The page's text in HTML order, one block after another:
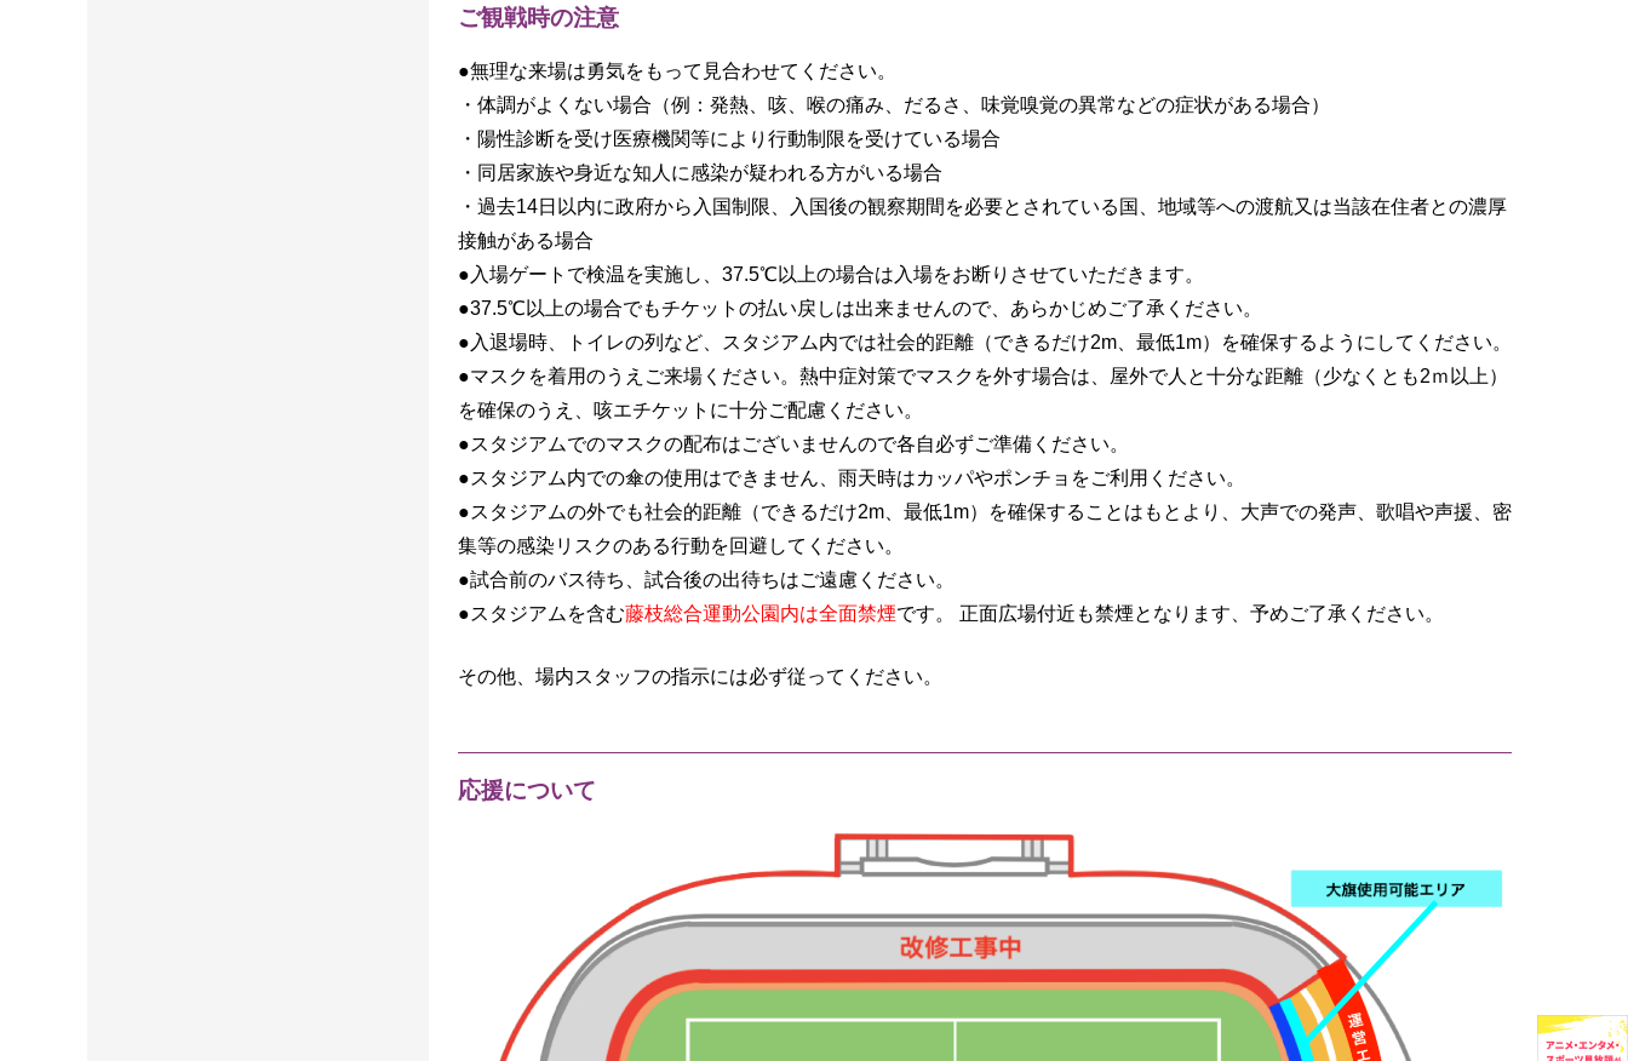
ご観戦時の注意
●無理な来場は勇気をもって見合わせてください。
・体調がよくない場合（例：発熱、咳、喉の痛み、だるさ、味覚嗅覚の異常などの症状がある場合）
・陽性診断を受け医療機関等により行動制限を受けている場合
・同居家族や身近な知人に感染が疑われる方がいる場合
・過去14日以内に政府から入国制限、入国後の観察期間を必要とされている国、地域等への渡航又は当該在住者との濃厚
接触がある場合
●入場ゲートで検温を実施し、37.5℃以上の場合は入場をお断りさせていただきます。
●37.5℃以上の場合でもチケットの払い戻しは出来ませんので、あらかじめご了承ください。
●入退場時、トイレの列など、スタジアム内では社会的距離（できるだけ2m、最低1m）を確保するようにしてください。
●マスクを着用のうえご来場ください。熱中症対策でマスクを外す場合は、屋外で人と十分な距離（少なくとも2ｍ以上）
を確保のうえ、咳エチケットに十分ご配慮ください。
●スタジアムでのマスクの配布はございませんので各自必ずご準備ください。
●スタジアム内での傘の使用はできません、雨天時はカッパやポンチョをご利用ください。
●スタジアムの外でも社会的距離（できるだけ2m、最低1m）を確保することはもとより、大声での発声、歌唱や声援、密
集等の感染リスクのある行動を回避してください。
●試合前のバス待ち、試合後の出待ちはご遠慮ください。
●スタジアムを含む藤枝総合運動公園内は全面禁煙です。 正面広場付近も禁煙となります、予めご了承ください。
その他、場内スタッフの指示には必ず従ってください。
応援について